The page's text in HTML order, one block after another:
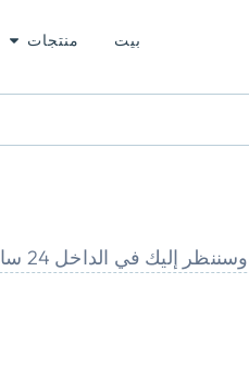
بيت منتجات
إليك في الداخل 24 ساعات.